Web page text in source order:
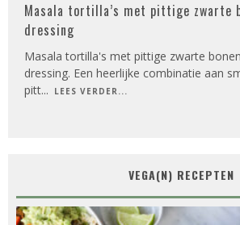
Masala tortilla’s met pittige zwarte
dressing
Masala tortilla's met pittige zwarte
dressing. Een heerlijke combinatie aan
pitt... LEES VERDER...
VEGA(N) RECEPTEN